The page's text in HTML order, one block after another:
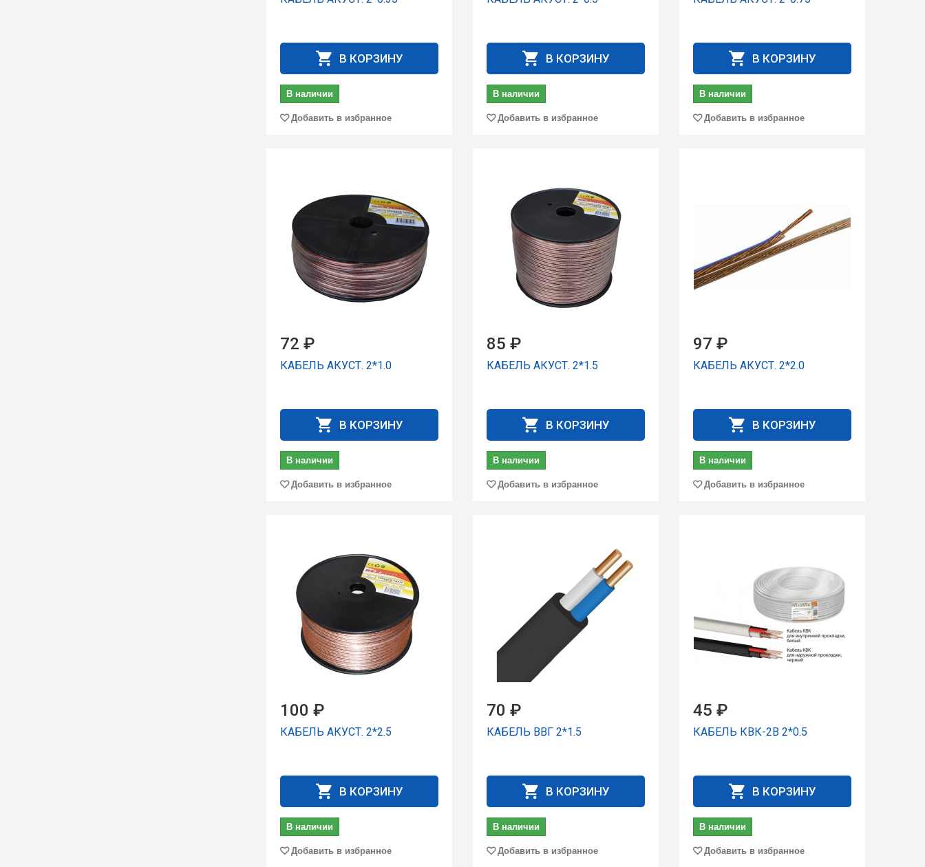
В КОРЗИНУ
В наличии
Добавить в избранное
В КОРЗИНУ
В наличии
Добавить в избранное
В КОРЗИНУ
В наличии
Добавить в избранное
72 ₽
КАБЕЛЬ АКУСТ. 2*1.0
В КОРЗИНУ
В наличии
Добавить в избранное
85 ₽
КАБЕЛЬ АКУСТ. 2*1.5
В КОРЗИНУ
В наличии
Добавить в избранное
97 ₽
КАБЕЛЬ АКУСТ. 2*2.0
В КОРЗИНУ
В наличии
Добавить в избранное
100 ₽
КАБЕЛЬ АКУСТ. 2*2.5
В КОРЗИНУ
В наличии
Добавить в избранное
70 ₽
КАБЕЛЬ ВВГ 2*1.5
В КОРЗИНУ
В наличии
Добавить в избранное
45 ₽
КАБЕЛЬ КВК-2В 2*0.5
В КОРЗИНУ
В наличии
Добавить в избранное